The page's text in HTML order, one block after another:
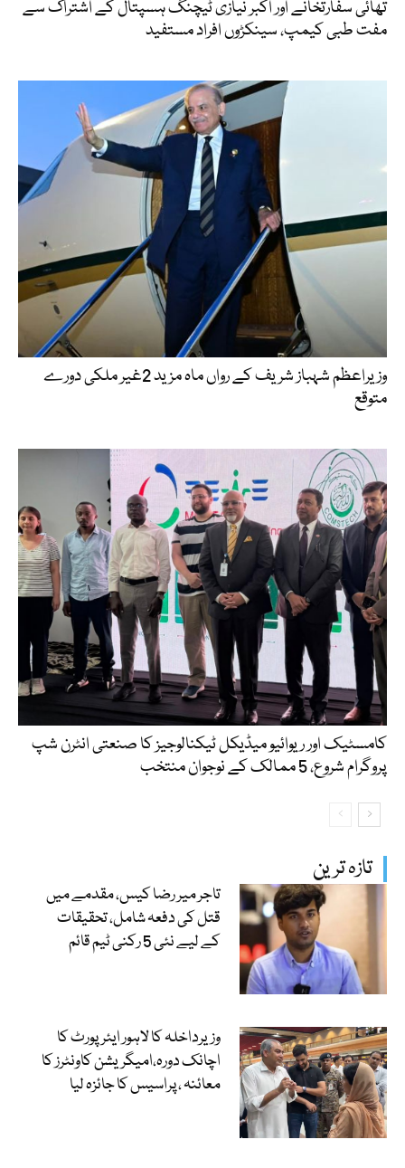
تازہ ترین
تاجر میر رضا کیس، مقدمے میں
قتل کی دفعہ شامل، تحقیقات
کے لیے نئی 5 رکنی ٹیم قائم
وزیرداخلہ کا لاہور ایئرپورٹ کا
اچانک دورہ،امیگریشن کاونٹرز کا
معائنہ ، پراسیس کا جائزہ لیا
تھائی سفارتخانے اور اکبر نیازی ٹیچنگ ہسپتال کے اشتراک سے
مفت طبی کیمپ، سینکڑوں افراد مستفید
وزیراعظم شہباز شریف کے رواں ماہ مزید 2غیر ملکی دورے
متوقع
کامسٹیک اور ریوائیو میڈیکل ٹیکنالوجیز کا صنعتی انٹرن شپ
پروگرام شروع، 5 ممالک کے نوجوان منتخب